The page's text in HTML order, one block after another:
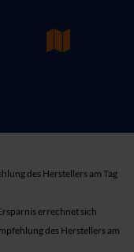
des Herstellers am Tag
errechnet sich
des Herstellers am